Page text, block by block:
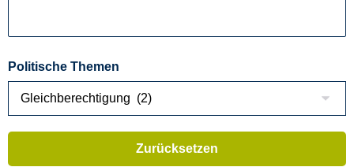
Politische Themen